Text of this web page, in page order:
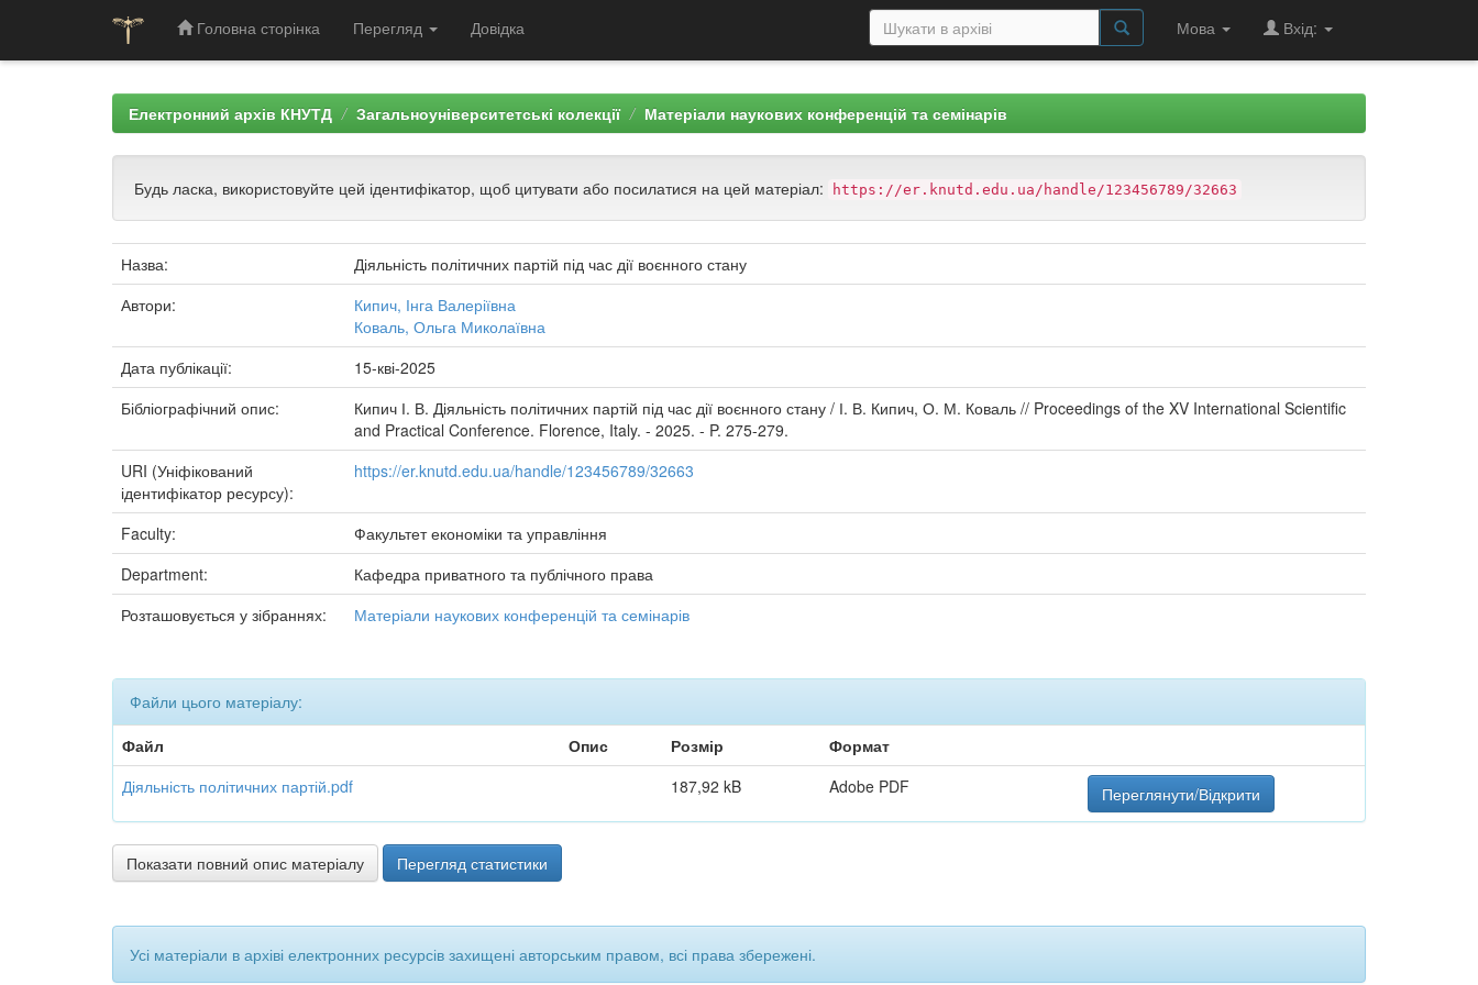
Головна сторінка Перегляд Довідка Мова Вхід:
Електронний архів КНУТД Загальноуніверситетські колекції Матеріали наукових конференцій та семінарів
Будь ласка, використовуйте цей ідентифікатор, щоб цитувати або посилатися на цей матеріал: https://er.knutd.edu.ua/handle/123456789/32663
Назва:
Діяльність політичних партій під час дії воєнного стану
Автори:
Кипич, Інга Валеріївна
Коваль, Ольга Миколаївна
Дата публікації:
15-кві-2025
Бібліографічний опис:
Кипич І. В. Діяльність політичних партій під час дії воєнного стану / І. В. Кипич, О. М. Коваль // Proceedings of the XV International Scientific
and Practical Conference. Florence, Italy. - 2025. - P. 275-279.
URI (Уніфікований
ідентифікатор ресурсу):
https://er.knutd.edu.ua/handle/123456789/32663
Faculty:
Факультет економіки та управління
Department:
Кафедра приватного та публічного права
Розташовується у зібраннях:
Матеріали наукових конференцій та семінарів
Файли цього матеріалу:
Файл
Опис Розмір
Формат
Діяльність політичних партій.pdf
187,92 kB Adobe PDF Переглянути/Відкрити
Показати повний опис матеріалу Перегляд статистики
Усі матеріали в архіві електронних ресурсів захищені авторським правом, всі права збережені.